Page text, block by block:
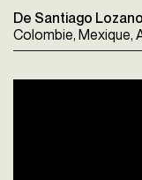
De Santiago
Colombie, Mexique,